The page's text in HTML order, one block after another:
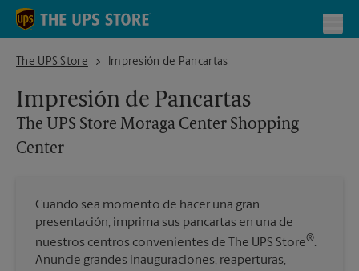
Skip to content
Return to Nav
The UPS Store
The UPS Store Moraga Center Shopping Center
Impresión de Pancartas
Impresión de Pancartas
The UPS Store Moraga Center Shopping
Center
Cuando sea momento de hacer una gran
presentación, imprima sus pancartas en una de
nuestros centros convenientes de The UPS Store®.
Anuncie grandes inauguraciones, reaperturas,